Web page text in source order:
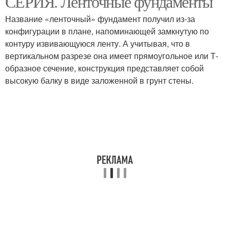
Название «ленточный» фундамент получил из-за
конфигурации в плане, напоминающей замкнутую по
контуру извивающуюся ленту. А учитывая, что в
вертикальном разрезе она имеет прямоугольное или Т-
образное сечение, конструкция представляет собой
высокую балку в виде заложенной в грунт стены.